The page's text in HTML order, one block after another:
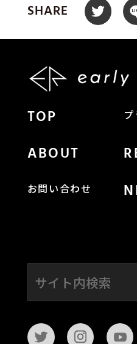
SHARE
TOP
ABOUT
お問い合わせ